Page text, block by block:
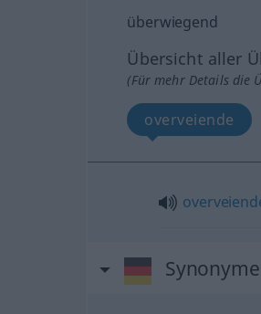
überwiegend
Übersicht aller
(Für mehr Details die
overveiende